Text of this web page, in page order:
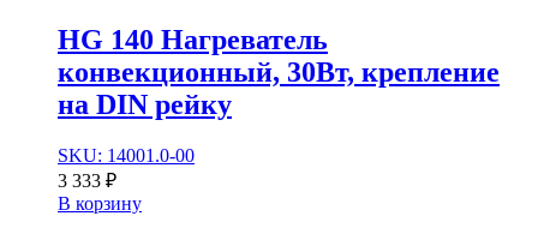
HG 140 Нагреватель
конвекционный, 30Вт, крепление
на DIN рейку
SKU: 14001.0-00
3 333 ₽
В корзину